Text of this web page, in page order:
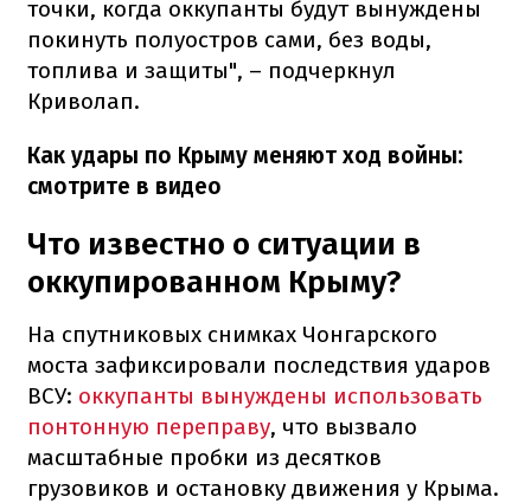
точки, когда оккупанты будут вынуждены
покинуть полуостров сами, без воды,
топлива и защиты", – подчеркнул
Криволап.
Как удары по Крыму меняют ход войны:
смотрите в видео
Что известно о ситуации в
оккупированном Крыму?
На спутниковых снимках Чонгарского
моста зафиксировали последствия ударов
ВСУ: оккупанты вынуждены использовать
понтонную переправу, что вызвало
масштабные пробки из десятков
грузовиков и остановку движения у Крыма.